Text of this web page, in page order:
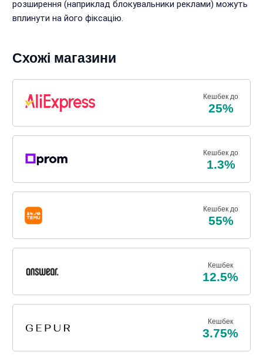
розширення (наприклад блокувальники реклами) можуть
вплинути на його фіксацію.
Схожі магазини
Кешбек до
25%
Кешбек до
1.3%
Кешбек до
55%
Кешбек
12.5%
Кешбек
3.75%